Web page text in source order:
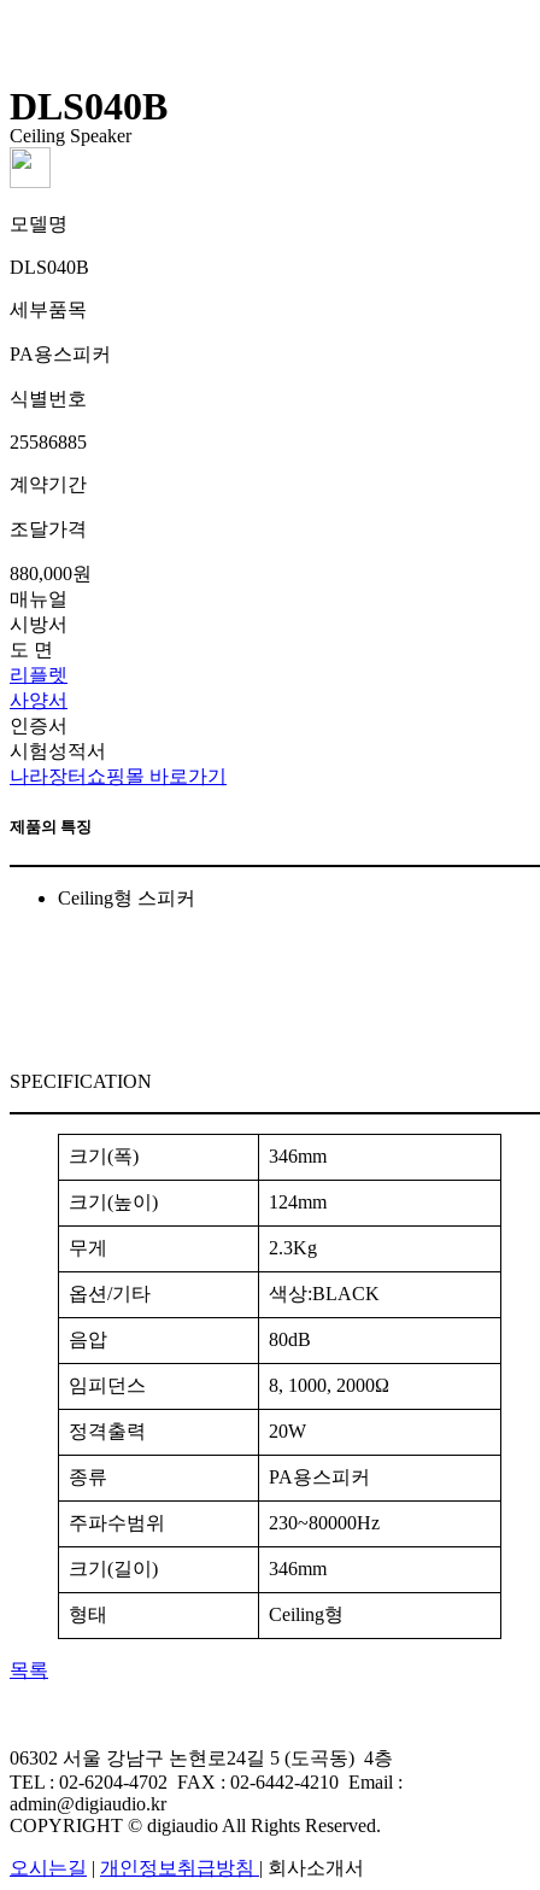
DLS040B
Ceiling Speaker
모델명
DLS040B
세부품목
PA용스피커
식별번호
25586885
계약기간
조달가격
880,000원
매뉴얼
시방서
도 면
리플렛
사양서
인증서
시험성적서
나라장터쇼핑몰 바로가기
제품의 특징
Ceiling형 스피커
SPECIFICATION
크기(폭) 346mm
크기(높이) 124mm
무게 2.3Kg
옵션/기타 색상:BLACK
음압 80dB
임피던스 8, 1000, 2000Ω
정격출력 20W
종류 PA용스피커
주파수범위 230~80000Hz
크기(길이) 346mm
형태 Ceiling형
목록
06302 서울 강남구 논현로24길 5 (도곡동) 4층
TEL : 02-6204-4702 FAX : 02-6442-4210 Email :
admin@digiaudio.kr
COPYRIGHT © digiaudio All Rights Reserved.
오시는길 | 개인정보취급방침 | 회사소개서